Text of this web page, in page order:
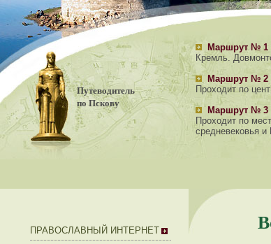
Путеводитель
по Пскову
Маршрут № 1
Кремль.
Маршрут № 2
Проходит по
Маршрут № 3
Проходит по
средневековья
ПРАВОСЛАВНЫЙ ИНТЕРНЕТ